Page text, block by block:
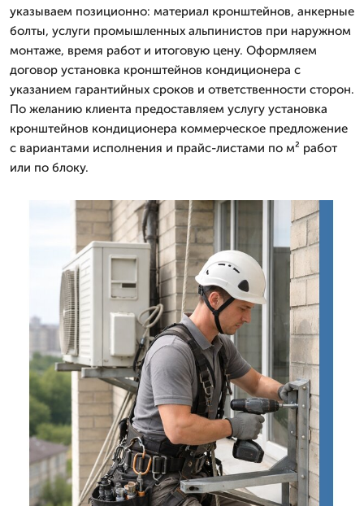
указываем позиционно: материал кронштейнов, анкерные
болты, услуги промышленных альпинистов при наружном
монтаже, время работ и итоговую цену. Оформляем
договор установка кронштейнов кондиционера с
указанием гарантийных сроков и ответственности сторон.
По желанию клиента предоставляем услугу установка
кронштейнов кондиционера коммерческое предложение
с вариантами исполнения и прайс-листами по м² работ
или по блоку.